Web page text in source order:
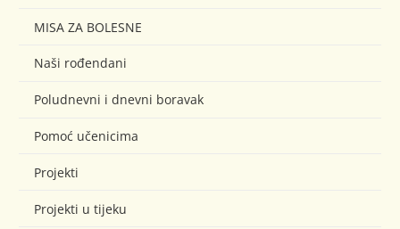
MISA ZA BOLESNE
Naši rođendani
Poludnevni i dnevni boravak
Pomoć učenicima
Projekti
Projekti u tijeku